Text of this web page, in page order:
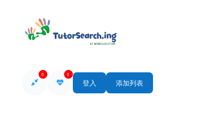
0 0
登入 添加列表